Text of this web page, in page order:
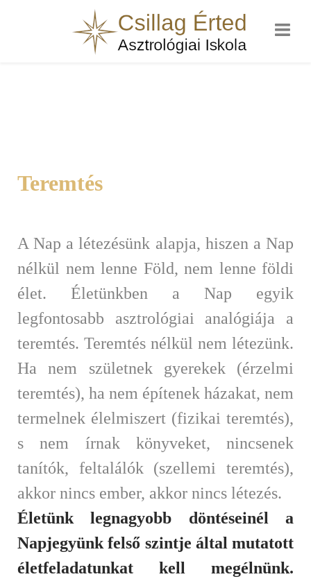
Teremtés
A Nap a létezésünk alapja, hiszen a Nap
nélkül nem lenne Föld, nem lenne földi
élet. Életünkben a Nap egyik
legfontosabb asztrológiai analógiája a
teremtés. Teremtés nélkül nem létezünk.
Ha nem születnek gyerekek (érzelmi
teremtés), ha nem építenek házakat, nem
termelnek élelmiszert (fizikai teremtés),
s nem írnak könyveket, nincsenek
tanítók, feltalálók (szellemi teremtés),
akkor nincs ember, akkor nincs létezés.
Életünk legnagyobb döntéseinél a
Napjegyünk felső szintje által mutatott
életfeladatunkat kell megélnünk.